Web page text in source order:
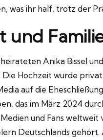
was ihr half, trotz der
und
Anika Bissel
Die Hochzeit wurde
auf die
das im März 2024
und Fans
Deutschlands